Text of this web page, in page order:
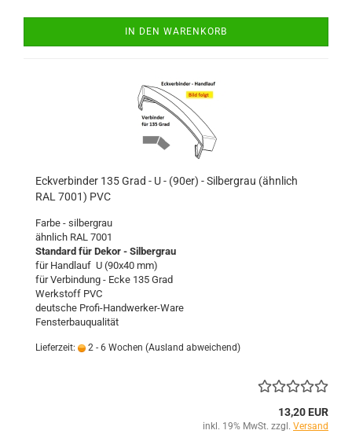
IN DEN WARENKORB
Eckverbinder 135 Grad - U - (90er) - Silbergrau (ähnlich
RAL 7001) PVC
Farbe - silbergrau
ähnlich RAL 7001
Standard für Dekor - Silbergrau
für Handlauf U (90x40 mm)
für Verbindung - Ecke 135 Grad
Werkstoff PVC
deutsche Profi-Handwerker-Ware
Fensterbauqualität
Lieferzeit: 2 - 6 Wochen (Ausland abweichend)
13,20 EUR
inkl. 19% MwSt. zzgl. Versand